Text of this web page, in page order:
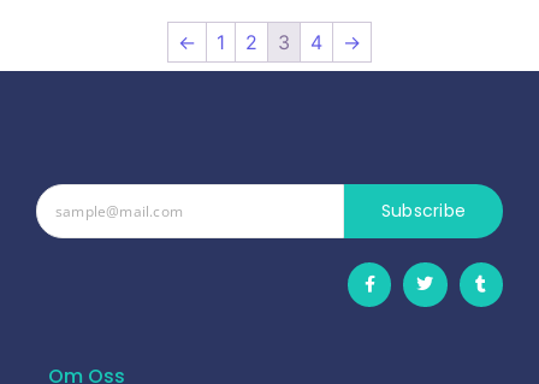
← 1 2 3 4 →
Subscribe
Om Oss